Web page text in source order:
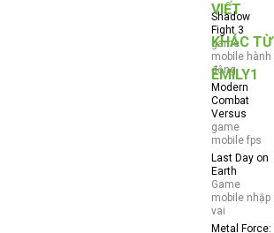
VIẾT
KHÁC TỪ
EMILY1
Shadow
Fight 3
game
mobile hành
động
Modern
Combat
Versus
game
mobile fps
Last Day on
Earth
Game
mobile nhập
vai
Metal Force: